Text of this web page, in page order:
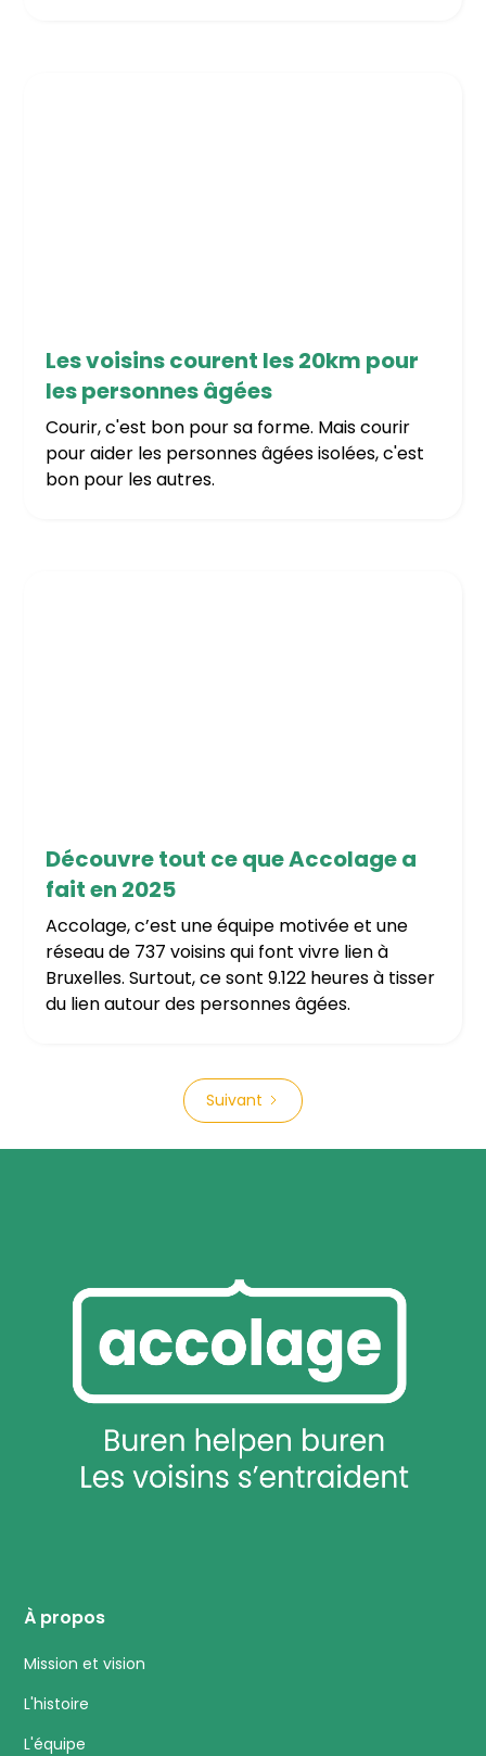
Les voisins courent les 20km pour
les personnes âgées
Courir, c'est bon pour sa forme. Mais courir
pour aider les personnes âgées isolées, c'est
bon pour les autres.
Découvre tout ce que Accolage a
fait en 2025
Accolage, c’est une équipe motivée et une
réseau de 737 voisins qui font vivre lien à
Bruxelles. Surtout, ce sont 9.122 heures à tisser
du lien autour des personnes âgées.
Suivant
À propos
Mission et vision
L'histoire
L'équipe